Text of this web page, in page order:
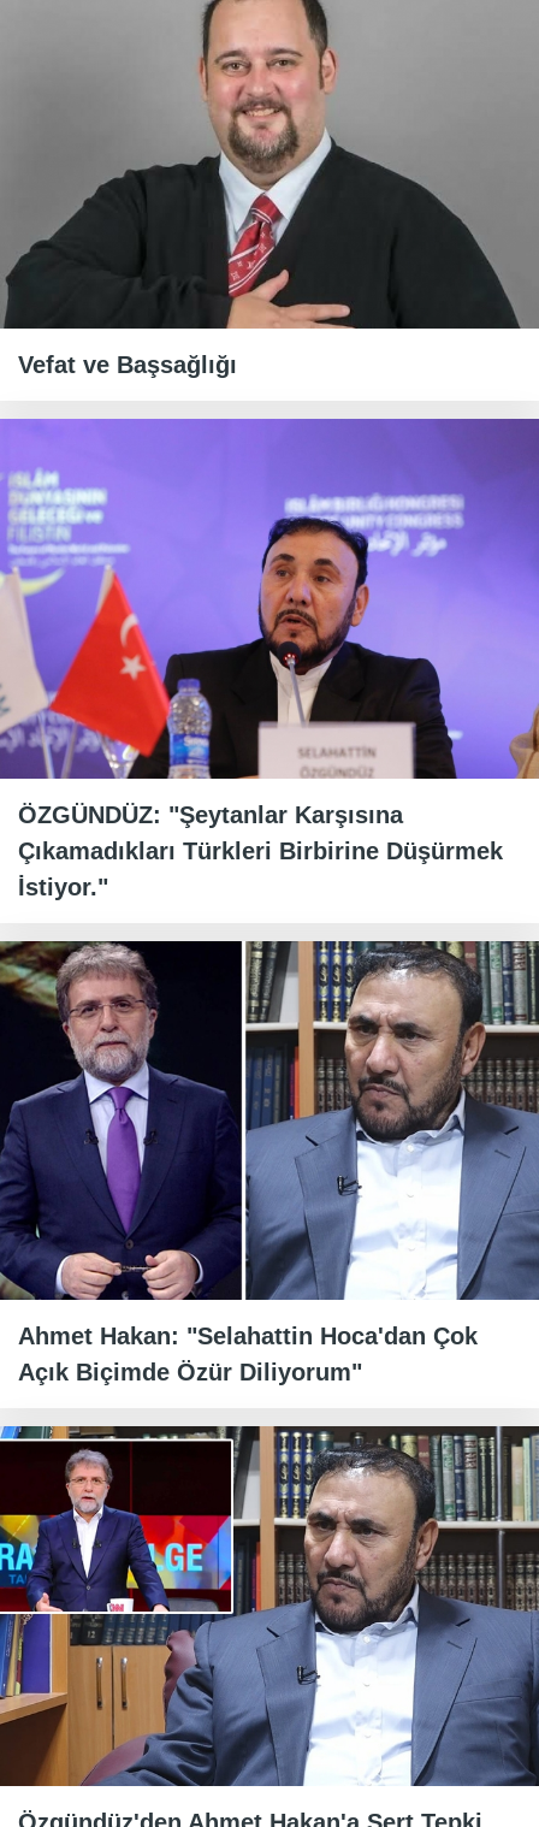
Vefat ve Başsağlığı
ÖZGÜNDÜZ: "Şeytanlar Karşısına
Çıkamadıkları Türkleri Birbirine Düşürmek
İstiyor."
Ahmet Hakan: "Selahattin Hoca'dan Çok
Açık Biçimde Özür Diliyorum"